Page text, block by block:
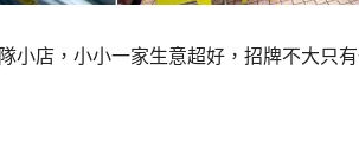
小店，小小一家生意超好，招牌不大只